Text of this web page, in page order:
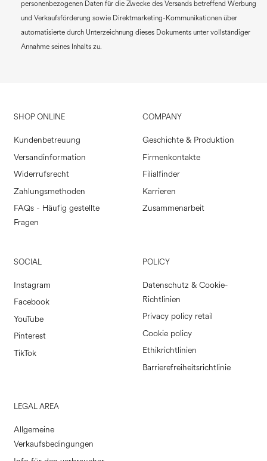
personenbezogenen Daten für die Zwecke des Versands betreffend Werbung
und Verkaufsförderung sowie Direktmarketing-Kommunikationen über
automatisierte durch Unterzeichnung dieses Dokuments unter vollständiger
Annahme seines Inhalts zu.
SHOP ONLINE
Kundenbetreuung
Versandinformation
Widerrufsrecht
Zahlungsmethoden
FAQs - Häufig gestellte
Fragen
COMPANY
Geschichte & Produktion
Firmenkontakte
Filialfinder
Karrieren
Zusammenarbeit
SOCIAL
Instagram
Facebook
YouTube
Pinterest
TikTok
POLICY
Datenschutz & Cookie-
Richtlinien
Privacy policy retail
Cookie policy
Ethikrichtlinien
Barrierefreiheitsrichtlinie
LEGAL AREA
Allgemeine
Verkaufsbedingungen